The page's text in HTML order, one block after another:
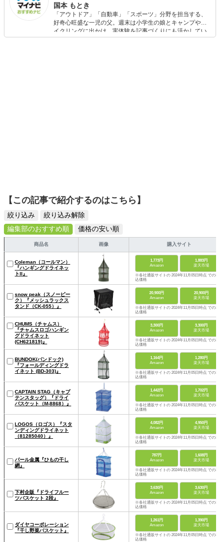
国本 もとき
「アウトドア」「自動車」「スポーツ」分野を担当する、
好奇心旺盛な一児の父。週末は小学生の娘とキャンプやサ
イクリングに出かけ、実体験を記事づくりにも活かしてい
ます。読者の「知りたい」を分かりやすく届けることをモ
【この記事で紹介するのはこちら】
絞り込み
絞り込み解除
編集部のおすすめ順
価格の安い順
商品名 画像 購入サイト
Coleman（コールマン）
『ハンギングドライネッ
トII』
1,773円
Amazon
1,883円
楽天市場
※各社通販サイトの 2024年11月05日時点 での税
込価格
snow peak（スノーピー
ク）『メッシュラックス
タンド（CK-055）』
20,900円
Amazon
20,900円
楽天市場
※各社通販サイトの 2024年11月05日時点 での税
込価格
CHUMS（チャムス）
『チャムスロゴハンギン
グドライネット
(CH621819)』
3,300円
Amazon
3,300円
楽天市場
※各社通販サイトの 2024年11月05日時点 での税
込価格
BUNDOK(バンドック)
『フォールディングドラ
イネット (BD-303)』
1,164円
Amazon
1,280円
楽天市場
※各社通販サイトの 2024年11月05日時点 での税
込価格
CAPTAIN STAG（キャプ
テンスタッグ）『ドライ
バスケット（M-8868）』
1,442円
Amazon
1,702円
楽天市場
※各社通販サイトの 2024年11月05日時点 での税
込価格
LOGOS（ロゴス）『スタ
ンディングドライネット
（81285040）』
4,082円
Amazon
4,950円
楽天市場
※各社通販サイトの 2024年11月05日時点 での税
込価格
パール金属『ひもの干し
網』
787円
Amazon
1,608円
楽天市場
※各社通販サイトの 2024年11月05日時点 での税
込価格
下村企販『ドライフルー
ツバスケット 2段』
3,630円
Amazon
3,630円
楽天市場
※各社通販サイトの 2024年11月05日時点 での税
込価格
ダイヤコーポレーション
『干し野菜バスケット』
1,261円
Amazon
1,390円
楽天市場
※各社通販サイトの 2024年11月05日時点 での税
込価格